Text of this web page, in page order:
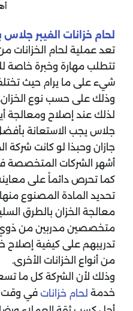
لحام خزانات الفيبر جلاس
تعد عملية لحام الخزانات
تتطلب مهارة وخبرة خاصة
شيء على ما يرام حيث
وذلك على حسب نوع
لذلك عند إصلاح ومعالجة
جلاس يجب الاستعانة
جازان وحبذا لو كانت شركة
أشهر الشركات المتخصصة
كما تحرص دائماً على
تحديد المادة المصنوع
معالجة الخزان بالطرق
متخصصين مدربين من ذوي
تدريبهم على كيفية إصلاح
من أنواع الخزانات الأخرى.
وذلك لأن الشركة كل ما
خدمة لحام خزانات في وقت